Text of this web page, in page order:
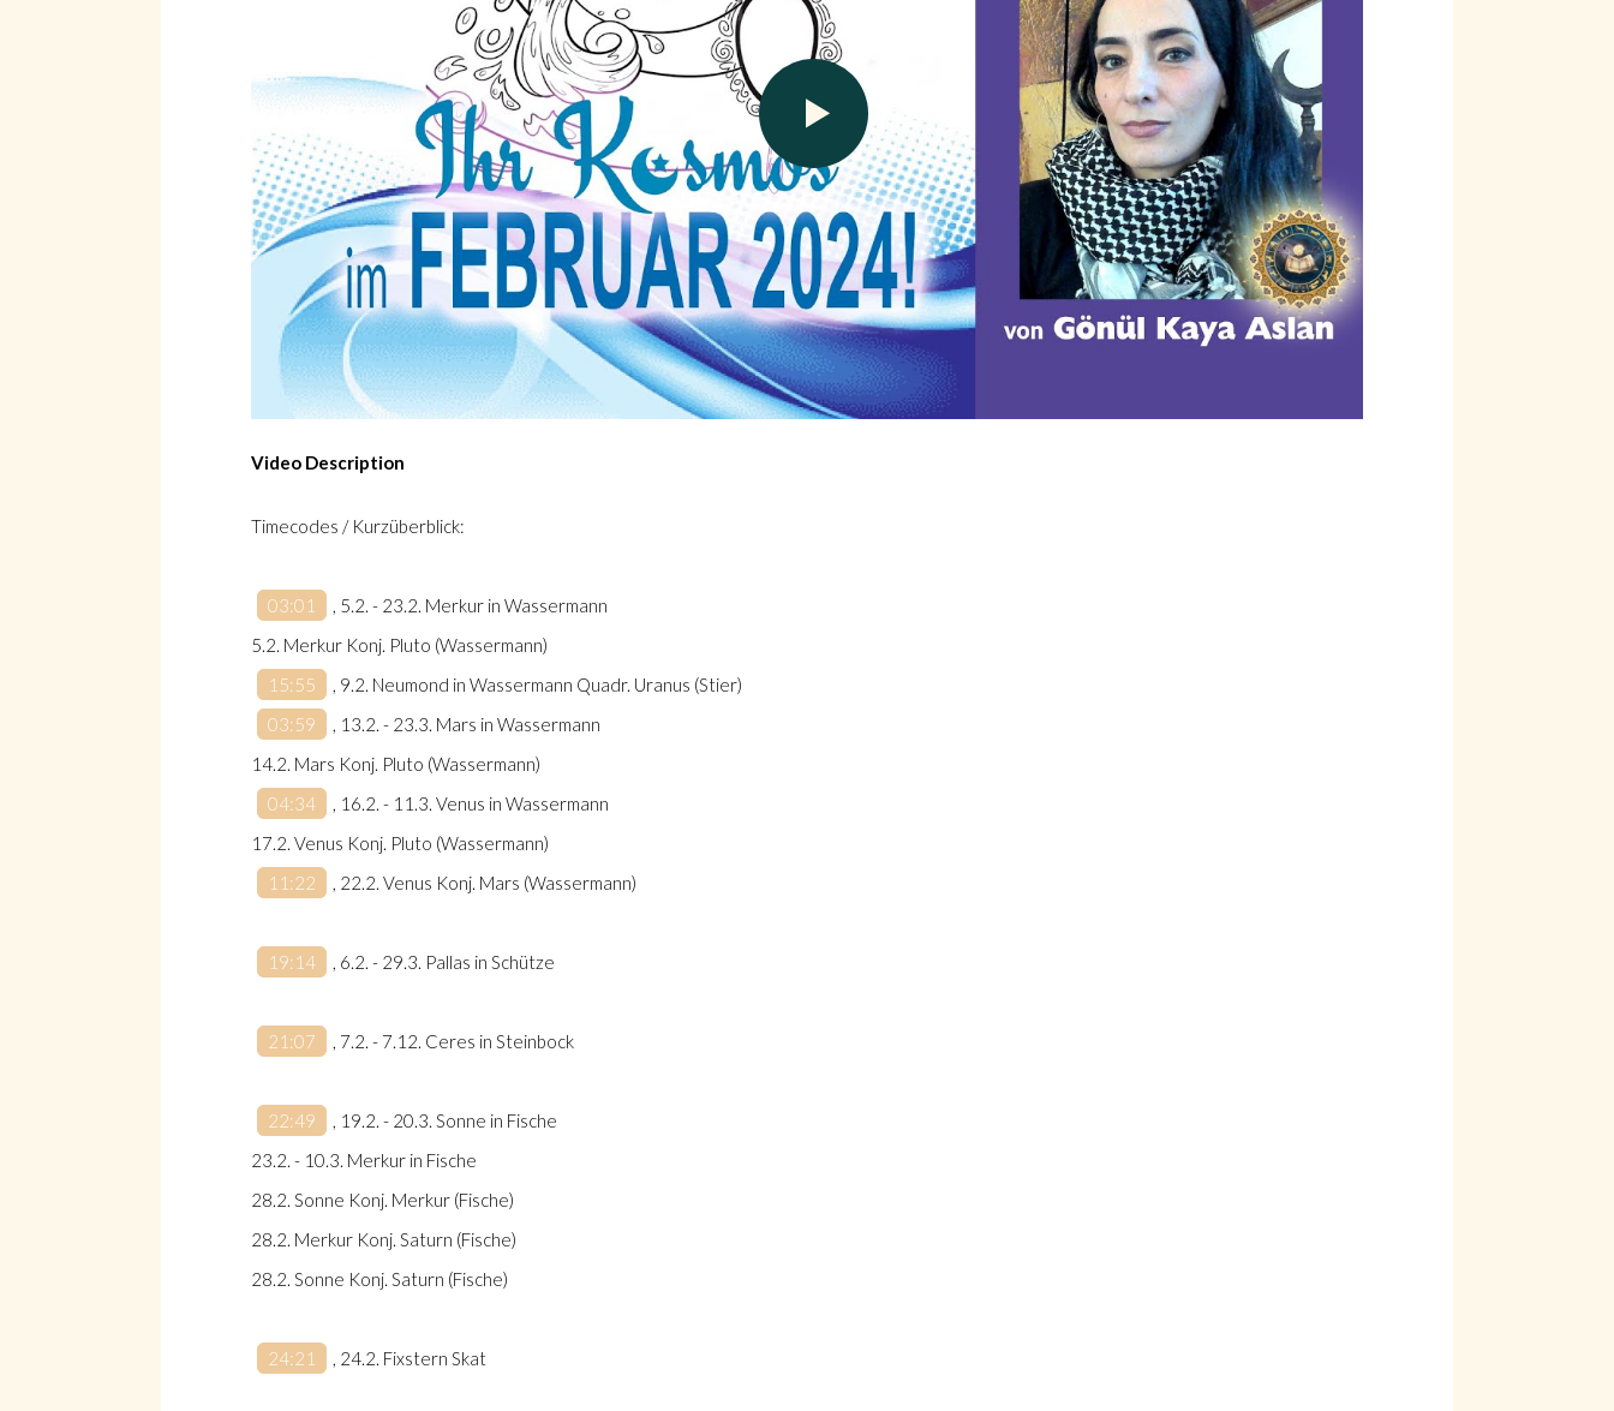
Video Description
Timecodes / Kurzüberblick:
03:01
, 5.2. - 23.2. Merkur in Wassermann
5.2. Merkur Konj. Pluto (Wassermann)
15:55
, 9.2. Neumond in Wassermann Quadr. Uranus (Stier)
03:59
, 13.2. - 23.3. Mars in Wassermann
14.2. Mars Konj. Pluto (Wassermann)
04:34
, 16.2. - 11.3. Venus in Wassermann
17.2. Venus Konj. Pluto (Wassermann)
11:22
, 22.2. Venus Konj. Mars (Wassermann)
19:14 , 6.2. - 29.3. Pallas in Schütze
21:07 , 7.2. - 7.12. Ceres in Steinbock
22:49
, 19.2. - 20.3. Sonne in Fische
23.2. - 10.3. Merkur in Fische
28.2. Sonne Konj. Merkur (Fische)
28.2. Merkur Konj. Saturn (Fische)
28.2. Sonne Konj. Saturn (Fische)
24:21 , 24.2. Fixstern Skat